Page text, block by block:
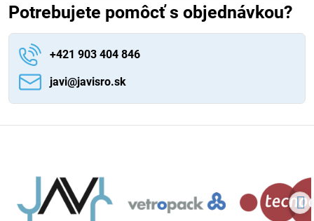
Potrebujete pomôcť s objednávkou?
+421 903 404 846
javi​@javisro​.sk